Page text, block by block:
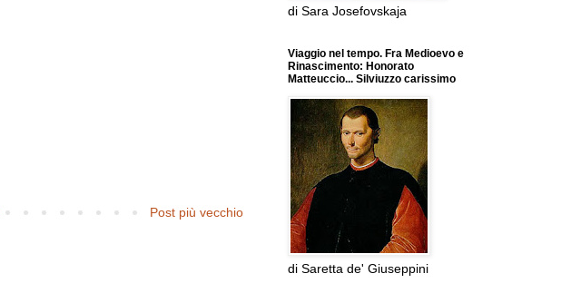
Post più vecchio
di Sara Josefovskaja
Viaggio nel tempo. Fra Medioevo e
Rinascimento: Honorato
Matteuccio... Silviuzzo carissimo
di Saretta de' Giuseppini